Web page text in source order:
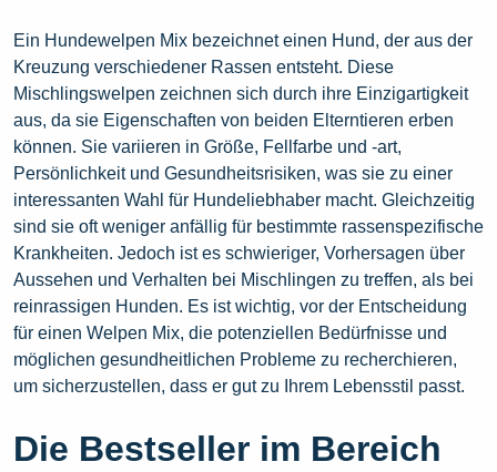
Ein Hundewelpen Mix bezeichnet einen Hund, der aus der
Kreuzung verschiedener Rassen entsteht. Diese
Mischlingswelpen zeichnen sich durch ihre Einzigartigkeit
aus, da sie Eigenschaften von beiden Elterntieren erben
können. Sie variieren in Größe, Fellfarbe und -art,
Persönlichkeit und Gesundheitsrisiken, was sie zu einer
interessanten Wahl für Hundeliebhaber macht. Gleichzeitig
sind sie oft weniger anfällig für bestimmte rassenspezifische
Krankheiten. Jedoch ist es schwieriger, Vorhersagen über
Aussehen und Verhalten bei Mischlingen zu treffen, als bei
reinrassigen Hunden. Es ist wichtig, vor der Entscheidung
für einen Welpen Mix, die potenziellen Bedürfnisse und
möglichen gesundheitlichen Probleme zu recherchieren,
um sicherzustellen, dass er gut zu Ihrem Lebensstil passt.
Die Bestseller im Bereich